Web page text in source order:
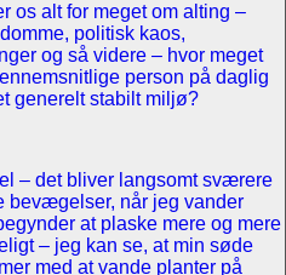
os alt for meget om alting –
politisk kaos,
og så videre – hvor meget
person på daglig
generelt stabilt miljø?
– det bliver langsomt sværere
bevægelser, når jeg vander
at plaske mere og mere
– jeg kan se, at min søde
med at vande planter på